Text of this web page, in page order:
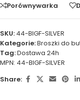
Porównywarka
SKU: 44-BIGF-SILVER
Kategorie:Broszki do
Tag:Dostawa 24h
MPN: 44-BIGF-SILVER
Share: